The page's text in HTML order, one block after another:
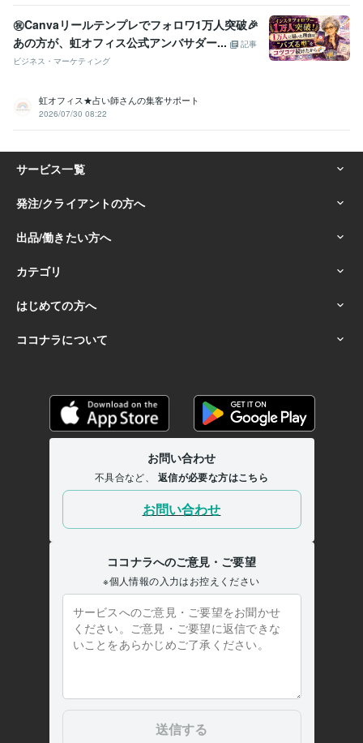
㊗️Canvaリールテンプレでフォロワ1万人突破🎉
あの方が、虹オフィス公式アンバサダー...
記事
ビジネス・マーケティング
虹オフィス★占い師さんの集客サポート
2026/07/30 08:22